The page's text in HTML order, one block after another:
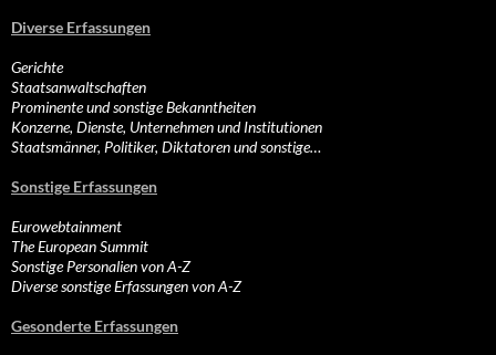
Diverse Erfassungen
Gerichte
Staatsanwaltschaften
Prominente und sonstige Bekanntheiten
Konzerne, Dienste, Unternehmen und Institutionen
Staatsmänner, Politiker, Diktatoren und sonstige…
Sonstige Erfassungen
Eurowebtainment
The European Summit
Sonstige Personalien von A-Z
Diverse sonstige Erfassungen von A-Z
Gesonderte Erfassungen